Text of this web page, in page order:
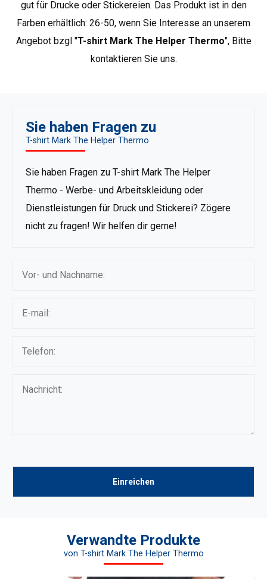
Arbeitsbedingungen bewährt und die entsprechenden
Normen erfüllt. Darunter finden sich Warnkleidung gemäß
der Norm EN ISO 20471, Kälteschutzkleidung gemäß EN
14058, thermoaktive Unterwäsche sowie Mietkleidung,
gut für Drucke oder Stickereien. Das Produkt ist in den
Farben erhältlich: 26-50, wenn Sie Interesse an unserem
Angebot bzgl "T-shirt Mark The Helper Thermo", Bitte
kontaktieren Sie uns.
Sie haben Fragen zu
T-shirt Mark The Helper Thermo
Sie haben Fragen zu T-shirt Mark The Helper
Thermo - Werbe- und Arbeitskleidung oder
Dienstleistungen für Druck und Stickerei? Zögere
nicht zu fragen! Wir helfen dir gerne!
Verwandte Produkte
von T-shirt Mark The Helper Thermo